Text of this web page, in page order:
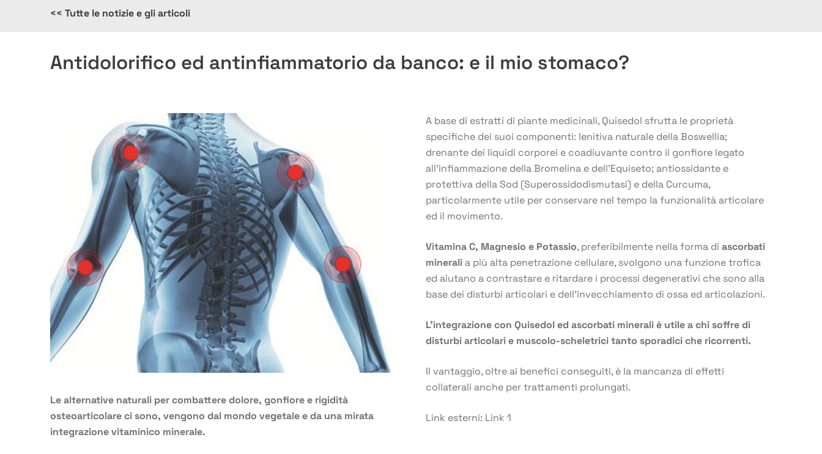
<< Tutte le notizie e gli articoli
Antidolorifico ed antinfiammatorio da banco: e il mio stomaco?
Le alternative naturali per combattere dolore, gonfiore e rigidità
osteoarticolare ci sono, vengono dal mondo vegetale e da una mirata
integrazione vitaminico minerale.
A base di estratti di piante medicinali, Quisedol sfrutta le proprietà
specifiche dei suoi componenti: lenitiva naturale della Boswellia;
drenante dei liquidi corporei e coadiuvante contro il gonfiore legato
all’infiammazione della Bromelina e dell’Equiseto; antiossidante e
protettiva della Sod (Superossidodismutasi) e della Curcuma,
particolarmente utile per conservare nel tempo la funzionalità articolare
ed il movimento.
Vitamina C, Magnesio e Potassio, preferibilmente nella forma di ascorbati
minerali a più alta penetrazione cellulare, svolgono una funzione trofica
ed aiutano a contrastare e ritardare i processi degenerativi che sono alla
base dei disturbi articolari e dell’invecchiamento di ossa ed articolazioni.
L’integrazione con Quisedol ed ascorbati minerali è utile a chi soffre di
disturbi articolari e muscolo-scheletrici tanto sporadici che ricorrenti.
Il vantaggio, oltre ai benefici conseguiti, è la mancanza di effetti
collaterali anche per trattamenti prolungati.
Link esterni: Link 1